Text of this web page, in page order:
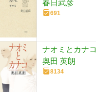
春日武彦
691
ナオミとカナコ
奥田 英朗
8134